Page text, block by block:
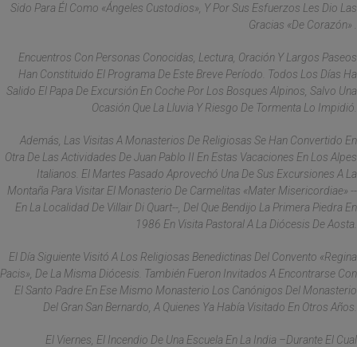
Sido Para Él Como «ángeles Custodios», Y Por Sus Esfuerzos Les Dio Las
Gracias «de Corazón» .
Encuentros Con Personas Conocidas, Lectura, Oración Y Largos Paseos
Han Constituido El Programa De Este Breve Período. Todos Los Días Ha
Salido El Papa De Excursión En Coche Por Los Bosques Alpinos, Salvo Una
Ocasión Que La Lluvia Y Riesgo De Tormenta Lo Impidió.
Además, Las Visitas A Monasterios De Religiosas Se Han Convertido En
Otra De Las Actividades De Juan Pablo II En Estas Vacaciones En Los Alpes
Italianos. El Martes Pasado Aprovechó Una De Sus Excursiones A La
Montaña Para Visitar El Monasterio De Carmelitas «Mater Misericordiae» --
En La Localidad De Villair Di Quart--, Del Que Bendijo La Primera Piedra En
1986 En Visita Pastoral A La Diócesis De Aosta.
El Día Siguiente Visitó A Los Religiosas Benedictinas Del Convento «Regina
Pacis», De La Misma Diócesis. También Fueron Invitados A Encontrarse Con
El Santo Padre En Ese Mismo Monasterio Los Canónigos Del Monasterio
Del Gran San Bernardo, A Quienes Ya Había Visitado En Otros Años.
El Viernes, El Incendio De Una Escuela En La India –durante El Cual